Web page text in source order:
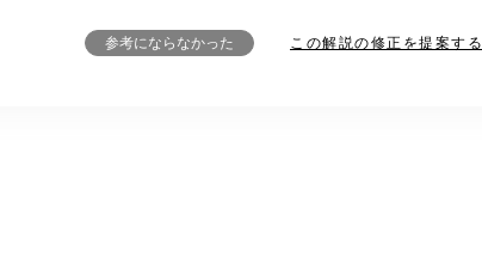
参考にならなかった この解説の修正を提案する